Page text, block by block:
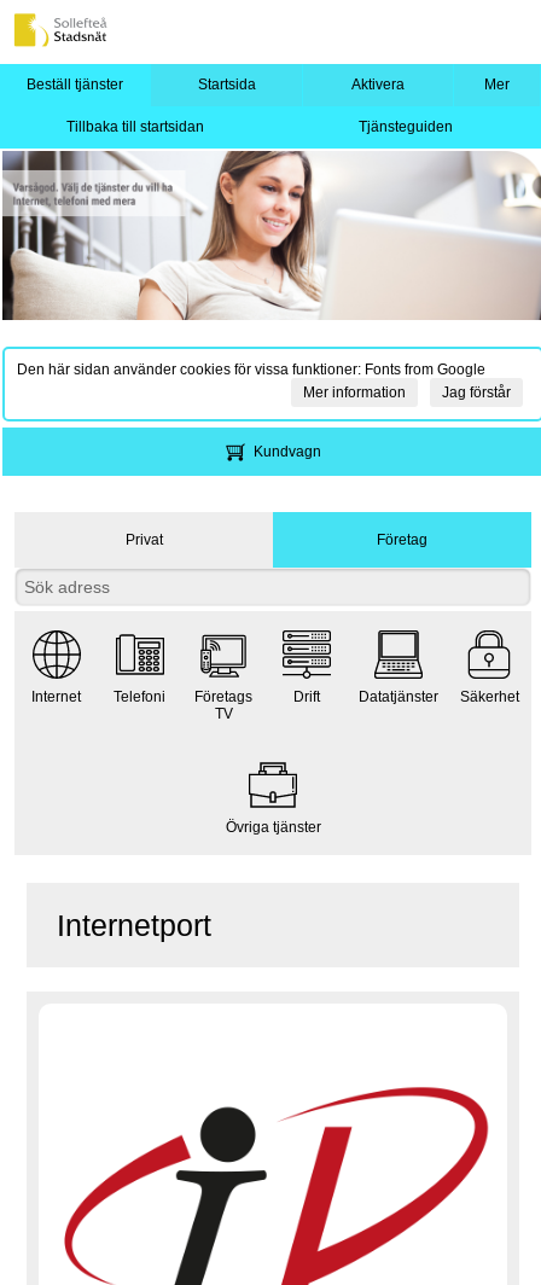
Beställ tjänster Startsida Aktivera Mer
Tillbaka till startsidan Tjänsteguiden
Den här sidan använder cookies för vissa funktioner: Fonts from Google
Jag förstår
Mer information
Kundvagn
Privat Företag
Internet Telefoni
Företags
TV
Drift Datatjänster Säkerhet
Övriga tjänster
Internetport